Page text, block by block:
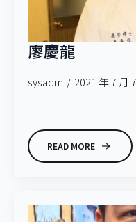
廖慶龍
sysadm 2021 年 7 月
READ MORE